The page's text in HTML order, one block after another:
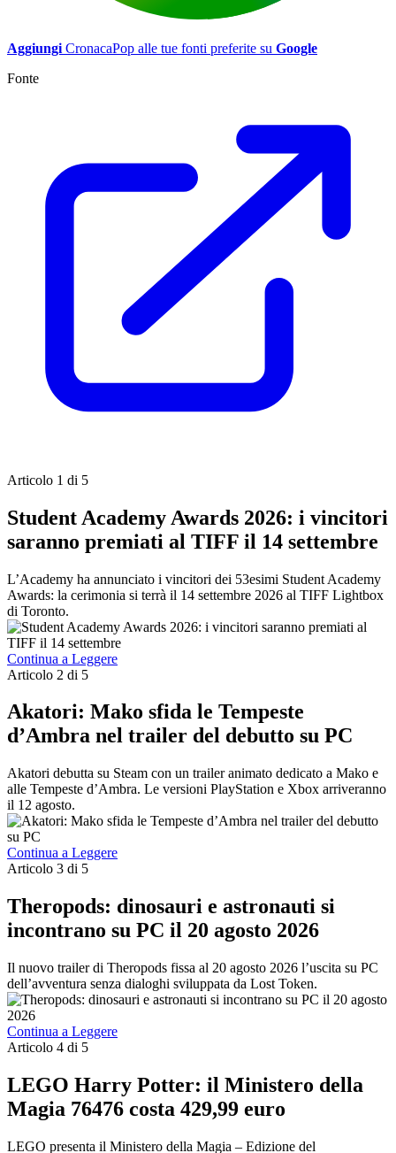
Aggiungi CronacaPop alle tue fonti preferite su Google
Fonte
Articolo 1 di 5
Student Academy Awards 2026: i vincitori
saranno premiati al TIFF il 14 settembre
L’Academy ha annunciato i vincitori dei 53esimi Student Academy
Awards: la cerimonia si terrà il 14 settembre 2026 al TIFF Lightbox
di Toronto.
Continua a Leggere
Articolo 2 di 5
Akatori: Mako sfida le Tempeste
d’Ambra nel trailer del debutto su PC
Akatori debutta su Steam con un trailer animato dedicato a Mako e
alle Tempeste d’Ambra. Le versioni PlayStation e Xbox arriveranno
il 12 agosto.
Continua a Leggere
Articolo 3 di 5
Theropods: dinosauri e astronauti si
incontrano su PC il 20 agosto 2026
Il nuovo trailer di Theropods fissa al 20 agosto 2026 l’uscita su PC
dell’avventura senza dialoghi sviluppata da Lost Token.
Continua a Leggere
Articolo 4 di 5
LEGO Harry Potter: il Ministero della
Magia 76476 costa 429,99 euro
LEGO presenta il Ministero della Magia – Edizione del